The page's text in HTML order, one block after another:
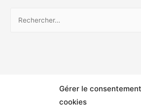
Gérer le
cookies